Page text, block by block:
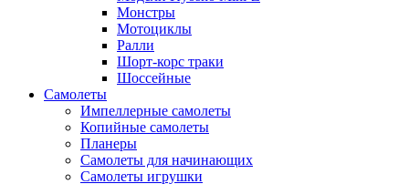
Монстры
Мотоциклы
Ралли
Шорт-корс траки
Шоссейные
Самолеты
Импеллерные самолеты
Копийные самолеты
Планеры
Самолеты для начинающих
Самолеты игрушки